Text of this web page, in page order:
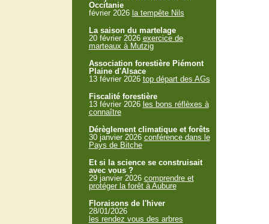
Occitanie
février 2026 la tempête Nils
La saison du martelage
20 février 2026 exercice de
marteaux à Mutzig
Association forestière Piémont
Plaine d'Alsace
13 février 2026 top départ des AGs
Fiscalité forestière
13 février 2026 les bons réflèxes à
connaître
Dérèglement climatique et forêts
30 janvier 2026 conférence dans le
Pays de Bitche
Et si la science se construisait
avec vous ?
29 janvier 2026 comprendre et
protéger la forêt à Aubure
Floraisons de l'hiver
28/01/2026
les rendez vous des arbres